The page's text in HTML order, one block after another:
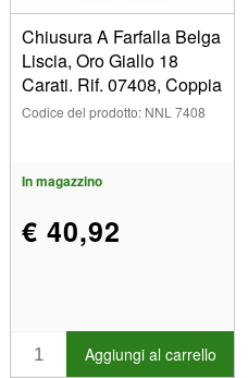
4.90mm (1)
4,50 mm (6)
4,75 mm (1)
5,00 mm (22)
5,20 mm (3)
5.70mm (1)
5.80mm (1)
8,00 mm (25)
Chiusura A Farfalla Belga
Liscia, Oro Giallo 18
Carati. Rif. 07408, Coppia
Codice del prodotto: NNL 7408
In magazzino
€ 40,92
Aggiungi al carrello